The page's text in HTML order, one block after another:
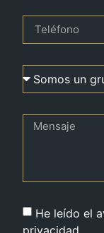
He leído el
privacidad